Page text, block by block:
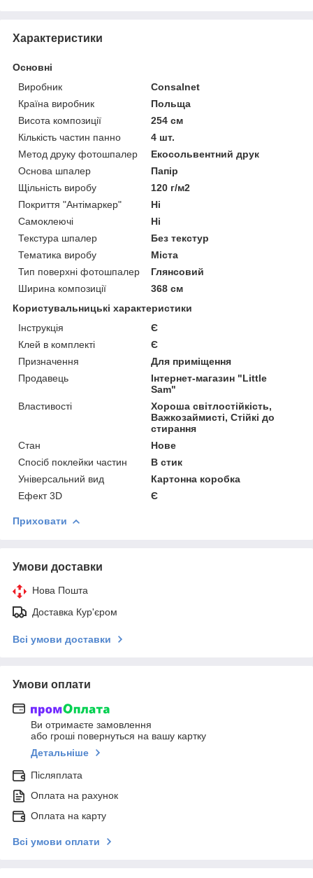
Характеристики
Основні
Виробник
Consalnet
Країна виробник
Польща
Висота композиції
254 см
Кількість частин панно
4 шт.
Метод друку фотошпалер
Екосольвентний друк
Основа шпалер
Папір
Щільність виробу
120 г/м2
Покриття "Антімаркер"
Ні
Самоклеючі
Ні
Текстура шпалер
Без текстур
Тематика виробу
Міста
Тип поверхні фотошпалер
Глянсовий
Ширина композиції
368 см
Користувальницькі характеристики
Інструкція
Є
Клей в комплекті
Є
Призначення
Для приміщення
Продавець
Інтернет-магазин "Little
Sam"
Властивості
Хороша світлостійкість,
Важкозаймисті, Стійкі до
стирання
Стан
Нове
Спосіб поклейки частин
В стик
Універсальний вид
Картонна коробка
Ефект 3D
Є
Приховати
Умови доставки
Нова Пошта
Доставка Кур'єром
Всі умови доставки
Умови оплати
Ви отримаєте замовлення
або гроші повернуться на вашу картку
Детальніше
Післяплата
Оплата на рахунок
Оплата на карту
Всі умови оплати